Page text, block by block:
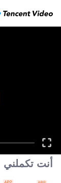
أنت تكملني